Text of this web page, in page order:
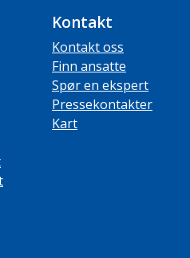
Kontakt
Kontakt oss
Finn ansatte
Spør en ekspert
Pressekontakter
Kart